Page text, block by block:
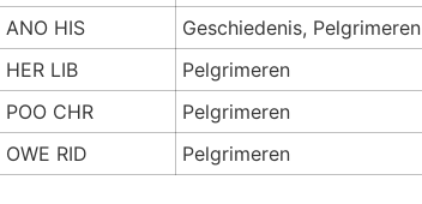
ANO HIS
Geschiedenis, Pelgrimeren
HER LIB
Pelgrimeren
POO CHR
Pelgrimeren
OWE RID Pelgrimeren